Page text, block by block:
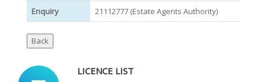
Enquiry
21112777 (Estate Agents Authority)
LICENCE LIST